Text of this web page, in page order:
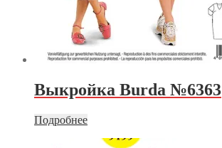
Выкройка Burda №6363
Подробнее